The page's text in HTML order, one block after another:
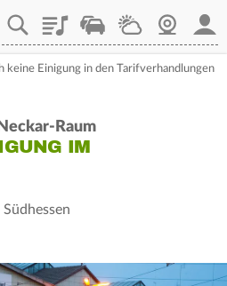
PlaylistStaupilotWetterWebcam
keine Einigung in den Tarifverhandlungen
Raum
IM